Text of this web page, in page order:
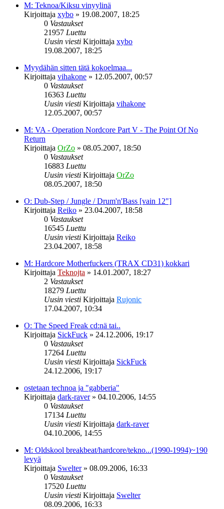
M: Teknoa/Kiksu vinyylinä
Kirjoittaja xybo » 19.08.2007, 18:25
0 Vastaukset
21957 Luettu
Uusin viesti Kirjoittaja xybo
19.08.2007, 18:25
Myydähän sitten tätä kokoelmaa...
Kirjoittaja vihakone » 12.05.2007, 00:57
0 Vastaukset
16363 Luettu
Uusin viesti Kirjoittaja vihakone
12.05.2007, 00:57
M: VA - Operation Nordcore Part V - The Point Of No
Return
Kirjoittaja OrZo » 08.05.2007, 18:50
0 Vastaukset
16883 Luettu
Uusin viesti Kirjoittaja OrZo
08.05.2007, 18:50
O: Dub-Step / Jungle / Drum'n'Bass [vain 12"]
Kirjoittaja Reiko » 23.04.2007, 18:58
0 Vastaukset
16545 Luettu
Uusin viesti Kirjoittaja Reiko
23.04.2007, 18:58
M: Hardcore Motherfuckers (TRAX CD31) kokkari
Kirjoittaja Teknojta » 14.01.2007, 18:27
2 Vastaukset
18279 Luettu
Uusin viesti Kirjoittaja Rujonic
17.04.2007, 10:34
O: The Speed Freak cd:nä tai..
Kirjoittaja SickFuck » 24.12.2006, 19:17
0 Vastaukset
17264 Luettu
Uusin viesti Kirjoittaja SickFuck
24.12.2006, 19:17
ostetaan technoa ja "gabberia"
Kirjoittaja dark-raver» 04.10.2006, 14:55
0 Vastaukset
17134 Luettu
Uusin viesti Kirjoittaja dark-raver
04.10.2006, 14:55
M: Oldskool breakbeat/hardcore/tekno...(1990-1994)~190
levyä
Kirjoittaja Swelter» 08.09.2006, 16:33
0 Vastaukset
17520 Luettu
Uusin viesti Kirjoittaja Swelter
08.09.2006, 16:33